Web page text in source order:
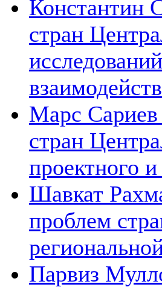
Константин
стран
Марс Сариев
стран
проектного
Шавкат
проблем
Парвиз